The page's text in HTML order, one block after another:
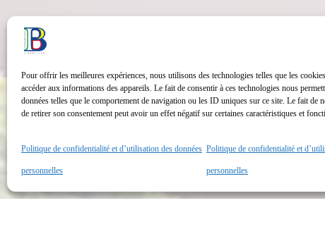
Pour offrir les meilleures expériences, nous utilisons des technologies telles que les
accéder aux informations des appareils. Le fait de consentir à ces technologies nous
données telles que le comportement de navigation ou les ID uniques sur ce site. Le fait de
de retirer son consentement peut avoir un effet négatif sur certaines caractéristiques et
Politique de confidentialité et d’utilisation des données
personnelles
Politique de confidentialité et
personnelles